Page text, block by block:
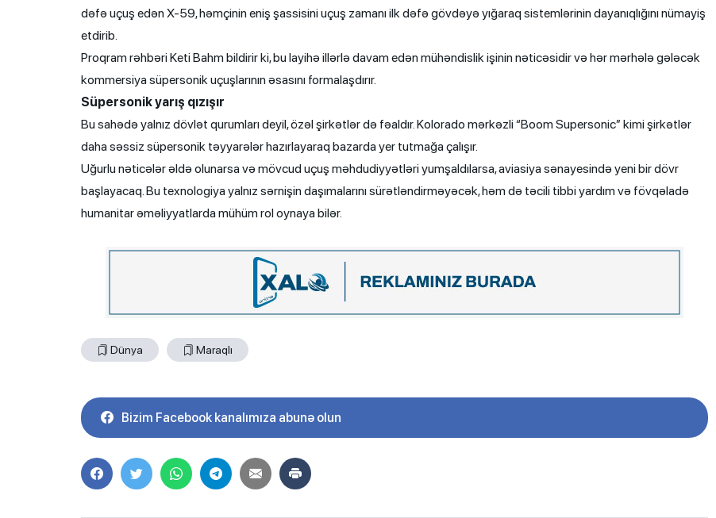
dəfə uçuş edən X-59, həmçinin eniş şassisini uçuş zamanı ilk dəfə gövdəyə yığaraq sistemlərinin dayanıqlığını nümayiş
etdirib.
Proqram rəhbəri Keti Bahm bildirir ki, bu layihə illərlə davam edən mühəndislik işinin nəticəsidir və hər mərhələ gələcək
kommersiya süpersonik uçuşlarının əsasını formalaşdırır.
Süpersonik yarış qızışır
Bu sahədə yalnız dövlət qurumları deyil, özəl şirkətlər də fəaldır. Kolorado mərkəzli “Boom Supersonic” kimi şirkətlər
daha səssiz süpersonik təyyarələr hazırlayaraq bazarda yer tutmağa çalışır.
Uğurlu nəticələr əldə olunarsa və mövcud uçuş məhdudiyyətləri yumşaldılarsa, aviasiya sənayesində yeni bir dövr
başlayacaq. Bu texnologiya yalnız sərnişin daşımalarını sürətləndirməyəcək, həm də təcili tibbi yardım və fövqəladə
humanitar əməliyyatlarda mühüm rol oynaya bilər.
Dünya Maraqlı
Bizim Facebook kanalımıza abunə olun